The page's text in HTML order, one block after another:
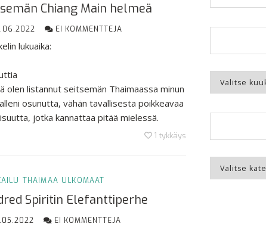
Chiang Main helmeä
EI KOMMENTTEJA
lukuaika:
olen listannut seitsemän Thaimaassa minun
osunutta, vähän tavallisesta poikkeavaa
jotka kannattaa pitää mielessä.
1 tykkäys
THAIMAA ULKOMAAT
Spiritin Elefanttiperhe
EI KOMMENTTEJA
Kuukausittain
Aiheittain